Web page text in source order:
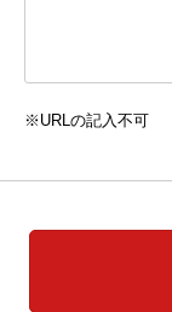
※URLの記入不可